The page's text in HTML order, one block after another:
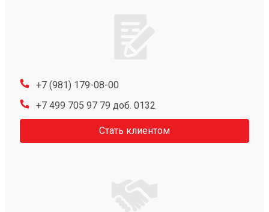
+7 (981) 179-08-00
+7 499 705 97 79 доб. 0132
Стать клиентом